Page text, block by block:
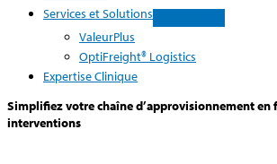
Services et Solutions
ValeurPlus
OptiFreight® Logistics
Expertise Clinique
Simplifiez votre chaîne d’approvisionnement
interventions